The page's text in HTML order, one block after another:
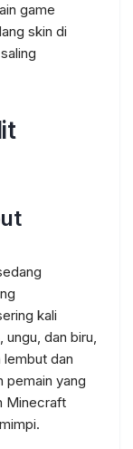
game
skin di
kali
ungu, dan biru,
lembut dan
pemain yang
Minecraft